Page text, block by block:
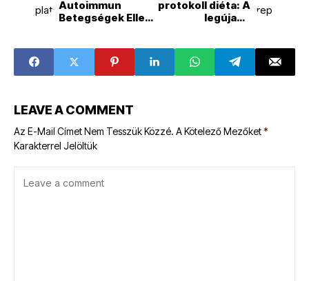
Autoimmun
Betegségek Ellen
Módszer
protokoll diéta: A
legújabb
LEAVE A COMMENT
Az E-Mail Címet Nem Tesszük Közzé. A Kötelező Mezőket*
Karakterrel Jelöltük